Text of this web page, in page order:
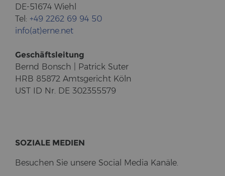
DE-51674 Wiehl
Tel: +49 2262 69 94 50
info(at)erne.net
Ge­schäfts­lei­tung
Bernd Bonsch | Pa­trick Suter
HRB 85872 Amts­ge­richt Köln
UST ID Nr. DE 302355579
SO­ZIA­LE ME­DI­EN
Be­su­chen Sie un­se­re So­cial Media Ka­nä­le.